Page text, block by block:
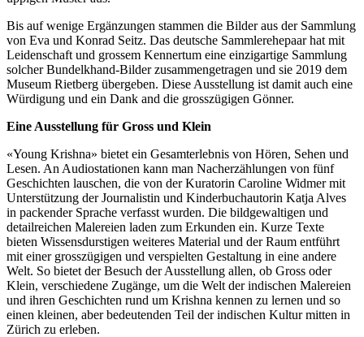
Bis auf wenige Ergänzungen stammen die Bilder aus der Sammlung
von Eva und Konrad Seitz. Das deutsche Sammlerehepaar hat mit
Leidenschaft und grossem Kennertum eine einzigartige Sammlung
solcher Bundelkhand-Bilder zusammengetragen und sie 2019 dem
Museum Rietberg übergeben. Diese Ausstellung ist damit auch eine
Würdigung und ein Dank and die grosszügigen Gönner.
Eine Ausstellung für Gross und Klein
«Young Krishna» bietet ein Gesamterlebnis von Hören, Sehen und
Lesen. An Audiostationen kann man Nacherzählungen von fünf
Geschichten lauschen, die von der Kuratorin Caroline Widmer mit
Unterstützung der Journalistin und Kinderbuchautorin Katja Alves
in packender Sprache verfasst wurden. Die bildgewaltigen und
detailreichen Malereien laden zum Erkunden ein. Kurze Texte
bieten Wissensdurstigen weiteres Material und der Raum entführt
mit einer grosszügigen und verspielten Gestaltung in eine andere
Welt. So bietet der Besuch der Ausstellung allen, ob Gross oder
Klein, verschiedene Zugänge, um die Welt der indischen Malereien
und ihren Geschichten rund um Krishna kennen zu lernen und so
einen kleinen, aber bedeutenden Teil der indischen Kultur mitten in
Zürich zu erleben.